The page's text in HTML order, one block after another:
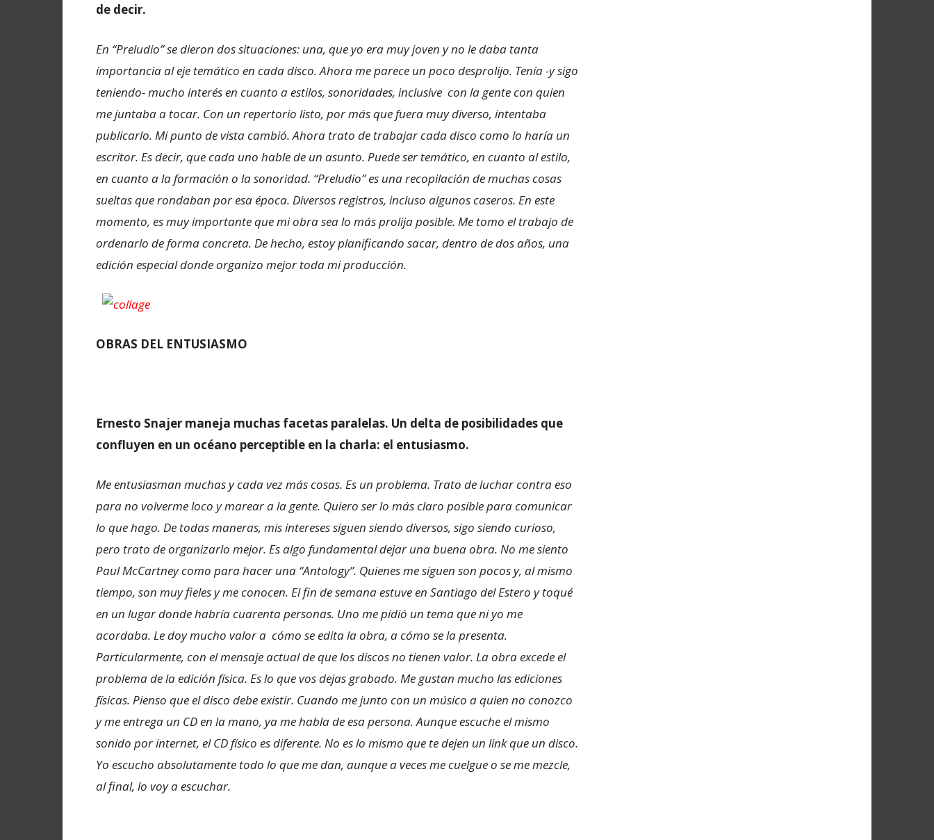
de decir.
En “Preludio” se dieron dos situaciones: una, que yo era muy joven y no le daba tanta
importancia al eje temático en cada disco. Ahora me parece un poco desprolijo. Tenía -y sigo
teniendo- mucho interés en cuanto a estilos, sonoridades, inclusive con la gente con quien
me juntaba a tocar. Con un repertorio listo, por más que fuera muy diverso, intentaba
publicarlo. Mi punto de vista cambió. Ahora trato de trabajar cada disco como lo haría un
escritor. Es decir, que cada uno hable de un asunto. Puede ser temático, en cuanto al estilo,
en cuanto a la formación o la sonoridad. “Preludio” es una recopilación de muchas cosas
sueltas que rondaban por esa época. Diversos registros, incluso algunos caseros. En este
momento, es muy importante que mi obra sea lo más prolija posible. Me tomo el trabajo de
ordenarlo de forma concreta. De hecho, estoy planificando sacar, dentro de dos años, una
edición especial donde organizo mejor toda mi producción.
OBRAS DEL ENTUSIASMO
Ernesto Snajer maneja muchas facetas paralelas. Un delta de posibilidades que
confluyen en un océano perceptible en la charla: el entusiasmo.
Me entusiasman muchas y cada vez más cosas. Es un problema. Trato de luchar contra eso
para no volverme loco y marear a la gente. Quiero ser lo más claro posible para comunicar
lo que hago. De todas maneras, mis intereses siguen siendo diversos, sigo siendo curioso,
pero trato de organizarlo mejor. Es algo fundamental dejar una buena obra. No me siento
Paul McCartney como para hacer una “Antology”. Quienes me siguen son pocos y, al mismo
tiempo, son muy fieles y me conocen. El fin de semana estuve en Santiago del Estero y toqué
en un lugar donde habría cuarenta personas. Uno me pidió un tema que ni yo me
acordaba. Le doy mucho valor a cómo se edita la obra, a cómo se la presenta.
Particularmente, con el mensaje actual de que los discos no tienen valor. La obra excede el
problema de la edición física. Es lo que vos dejas grabado. Me gustan mucho las ediciones
físicas. Pienso que el disco debe existir. Cuando me junto con un músico a quien no conozco
y me entrega un CD en la mano, ya me habla de esa persona. Aunque escuche el mismo
sonido por internet, el CD físico es diferente. No es lo mismo que te dejen un link que un disco.
Yo escucho absolutamente todo lo que me dan, aunque a veces me cuelgue o se me mezcle,
al final, lo voy a escuchar.